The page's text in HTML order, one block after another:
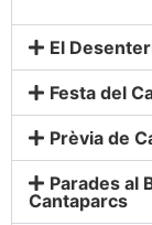
El
Festa del
Prèvia de
Parades al
Cantaparcs